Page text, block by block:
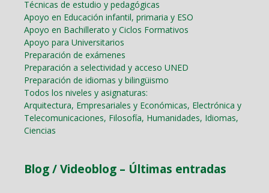
Técnicas de estudio y pedagógicas
Apoyo en Educación infantil, primaria y ESO
Apoyo en Bachillerato y Ciclos Formativos
Apoyo para Universitarios
Preparación de exámenes
Preparación a selectividad y acceso UNED
Preparación de idiomas y bilingüismo
Todos los niveles y asignaturas:
Arquitectura, Empresariales y Económicas, Electrónica y
Telecomunicaciones, Filosofía, Humanidades, Idiomas,
Ciencias
Blog / Videoblog – Últimas entradas